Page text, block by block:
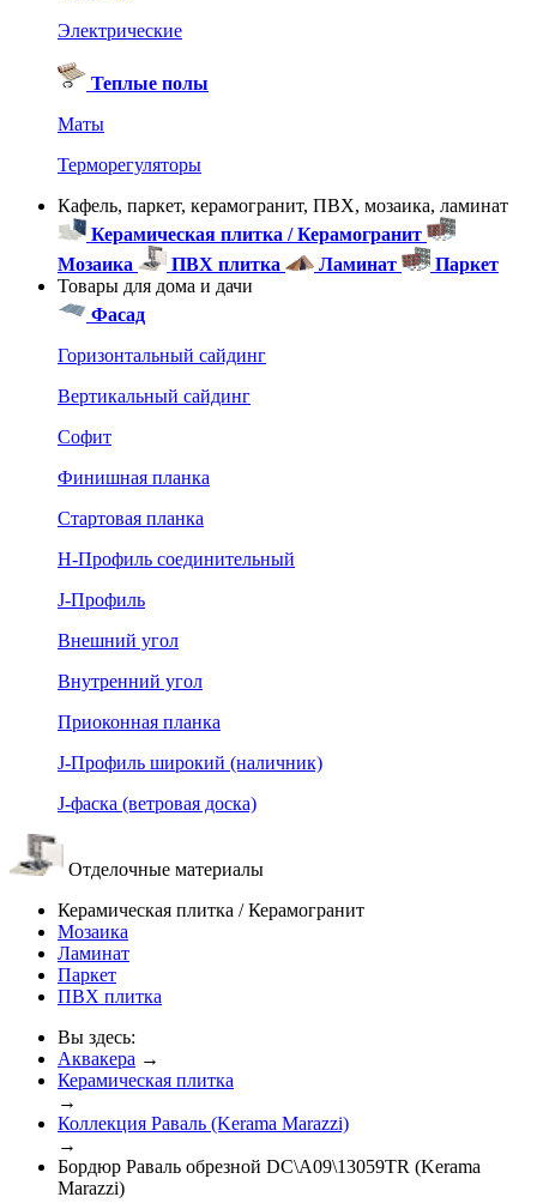
Электрические
Теплые полы
Маты
Терморегуляторы
Кафель, паркет, керамогранит, ПВХ, мозаика, ламинат
Керамическая плитка / Керамогранит
Мозаика
ПВХ плитка Ламинат
Паркет
Товары для дома и дачи
Фасад
Горизонтальный сайдинг
Вертикальный сайдинг
Софит
Финишная планка
Стартовая планка
Н-Профиль соединительный
J-Профиль
Внешний угол
Внутренний угол
Приоконная планка
J-Профиль широкий (наличник)
J-фаска (ветровая доска)
Отделочные материалы
Керамическая плитка / Керамогранит
Мозаика
Ламинат
Паркет
ПВХ плитка
Вы здесь:
Аквакера →
Керамическая плитка
→
Коллекция Раваль (Kerama Marazzi)
→
Бордюр Раваль обрезной DC\A09\13059TR (Kerama
Marazzi)